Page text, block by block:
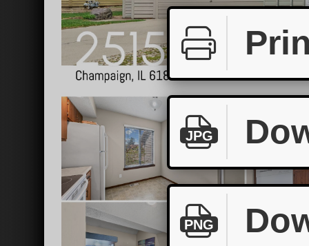
JPG
PNG